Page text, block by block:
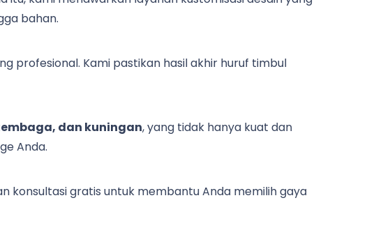
bahan.
profesional. Kami pastikan hasil akhir huruf timbul
dan kuningan, yang tidak hanya kuat dan
Anda.
konsultasi gratis untuk membantu Anda memilih gaya